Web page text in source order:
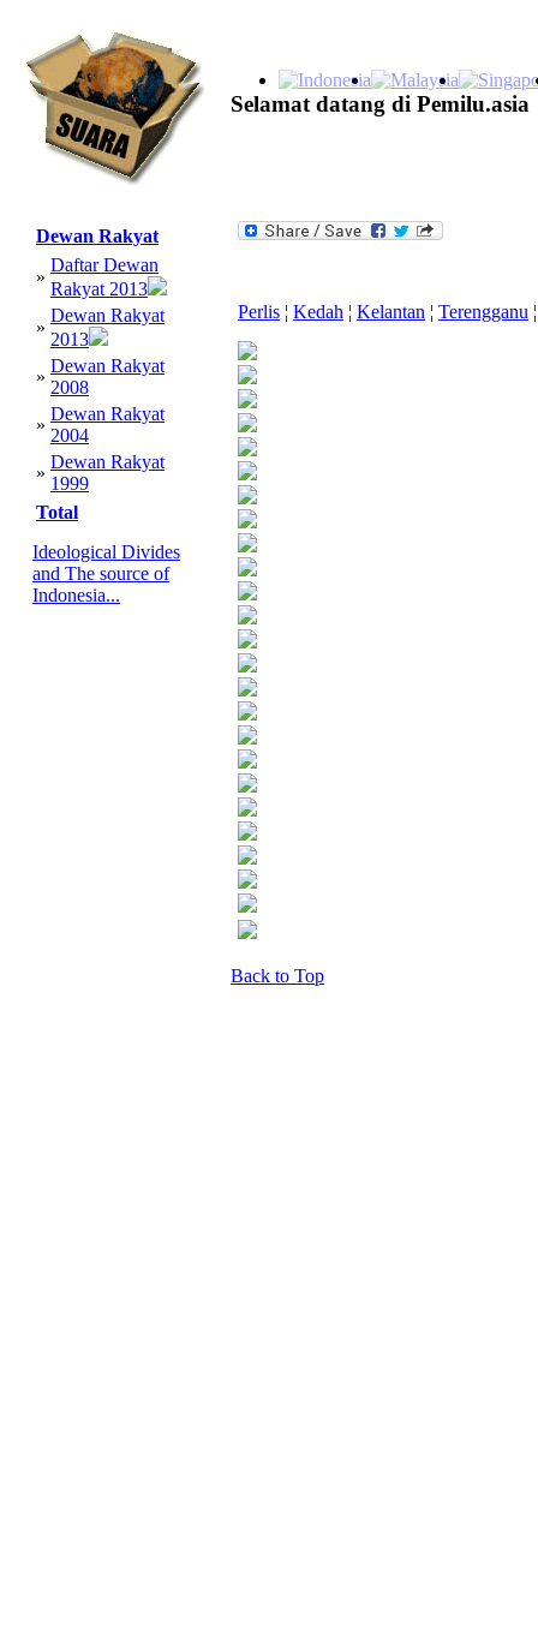
Selamat datang di Pemilu.asia
Dewan Rakyat
»
Daftar Dewan
Rakyat 2013
»
Dewan Rakyat
2013
»
Dewan Rakyat
2008
»
Dewan Rakyat
2004
»
Dewan Rakyat
1999
Total
Ideological Divides
and The source of
Indonesia...
Perlis ¦ Kedah ¦ Kelantan ¦ Terengganu ¦
Back to Top